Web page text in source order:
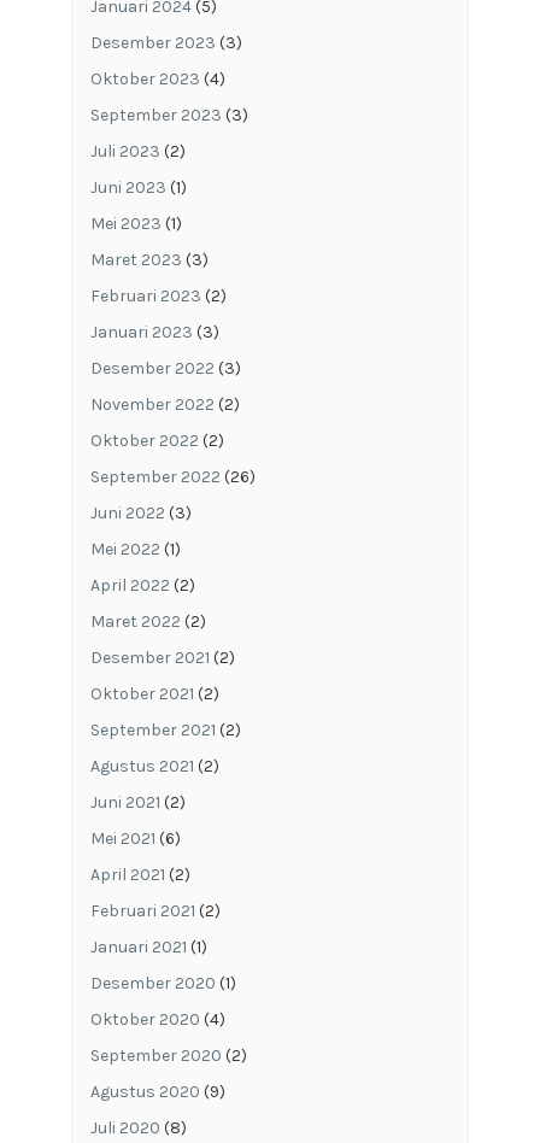
Januari 2024(5)
Desember 2023 (3)
Oktober 2023 (4)
September 2023 (3)
Juli 2023 (2)
Juni 2023 (1)
Mei 2023 (1)
Maret 2023 (3)
Februari 2023 (2)
Januari 2023 (3)
Desember 2022 (3)
November 2022 (2)
Oktober 2022 (2)
September 2022 (26)
Juni 2022 (3)
Mei 2022 (1)
April 2022 (2)
Maret 2022 (2)
Desember 2021 (2)
Oktober 2021 (2)
September 2021 (2)
Agustus 2021 (2)
Juni 2021 (2)
Mei 2021 (6)
April 2021 (2)
Februari 2021 (2)
Januari 2021 (1)
Desember 2020 (1)
Oktober 2020 (4)
September 2020 (2)
Agustus 2020 (9)
Juli 2020 (8)